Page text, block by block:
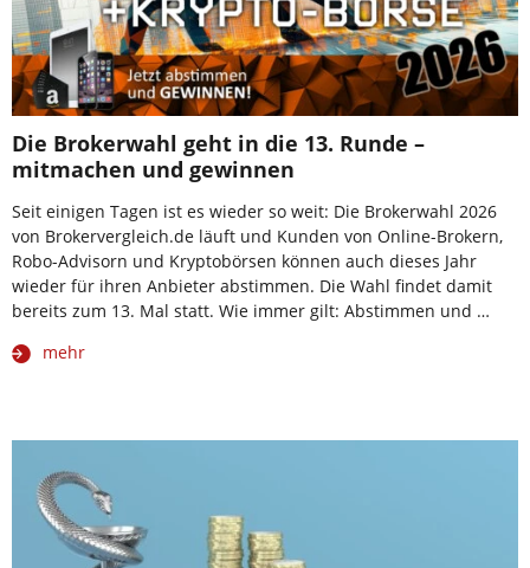
Die Brokerwahl geht in die 13. Runde –
mitmachen und gewinnen
Seit einigen Tagen ist es wieder so weit: Die Brokerwahl 2026
von Brokervergleich.de läuft und Kunden von Online-Brokern,
Robo-Advisorn und Kryptobörsen können auch dieses Jahr
wieder für ihren Anbieter abstimmen. Die Wahl findet damit
bereits zum 13. Mal statt. Wie immer gilt: Abstimmen und …
mehr